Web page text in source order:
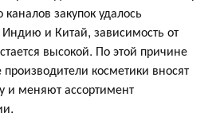
закупок удалось
и Китай, зависимость от
высокой. По этой причине
косметики вносят
и меняют ассортимент